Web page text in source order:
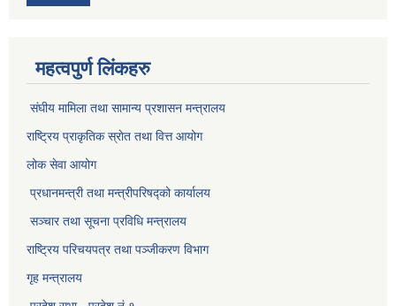
महत्वपुर्ण लिंकहरु
संघीय मामिला तथा सामान्य प्रशासन मन्त्रालय
राष्ट्रिय प्राकृतिक स्राेत तथा वित्त आयोग
लोक सेवा आयोग
प्रधानमन्त्री तथा मन्त्रीपरिषद्को कार्यालय
सञ्‍चार तथा सूचना प्रविधि मन्त्रालय
राष्ट्रिय परिचयपत्र तथा पञ्जीकरण विभाग​
गृह मन्त्रालय